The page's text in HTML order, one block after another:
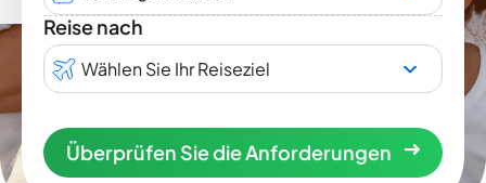
Reise nach
Wählen Sie Ihr Reiseziel
Überprüfen Sie die Anforderungen